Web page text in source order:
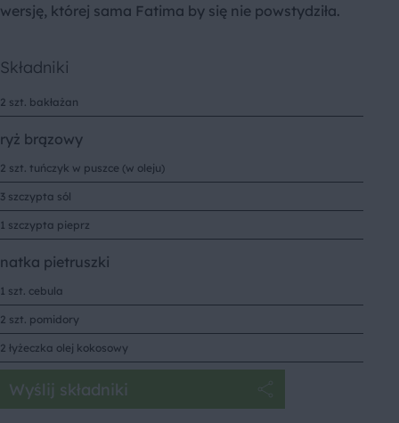
wersję, której sama Fatima by się nie powstydziła.
Składniki
2 szt. bakłażan
ryż brązowy
2 szt. tuńczyk w puszce (w oleju)
3 szczypta sól
1 szczypta pieprz
natka pietruszki
1 szt. cebula
2 szt. pomidory
2 łyżeczka olej kokosowy
Wyślij składniki